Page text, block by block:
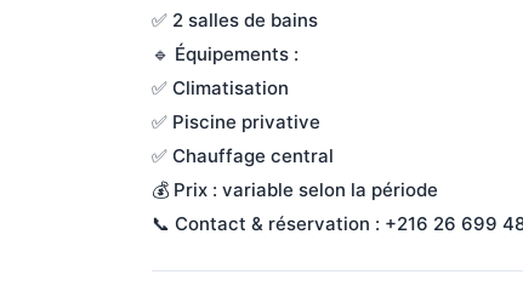
✅ 2 salles de bains
🔹 Équipements :
✅ Climatisation
✅ Piscine privative
✅ Chauffage central
💰 Prix : variable selon la période